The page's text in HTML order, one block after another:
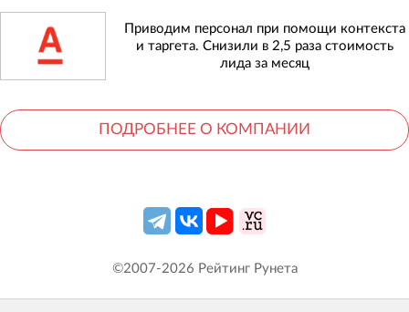
Приводим персонал при помощи контекста
и таргета. Снизили в 2,5 раза стоимость
лида за месяц
ПОДРОБНЕЕ О КОМПАНИИ
©2007-2026 Рейтинг Рунета